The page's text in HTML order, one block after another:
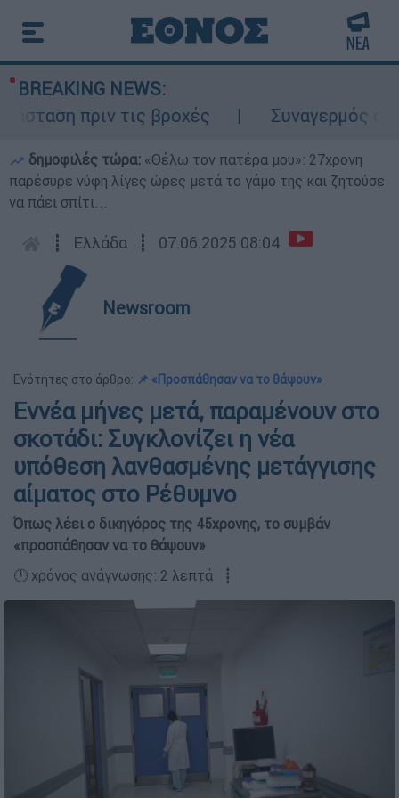
BREAKING NEWS:
πριν τις βροχές
Συναγερμός
δημοφιλές τώρα: «Θέλω τον πατέρα μου»: 27χρονη
παρέσυρε νύφη λίγες ώρες μετά το γάμο της και ζητούσε
να πάει σπίτι...
┋ Ελλάδα ┋ 07.06.2025 08:04
Newsroom
Ενότητες στο άρθρο: 📌 «Προσπάθησαν να το θάψουν»
Εννέα μήνες μετά, παραμένουν στο
σκοτάδι: Συγκλονίζει η νέα
υπόθεση λανθασμένης μετάγγισης
αίματος στο Ρέθυμνο
Όπως λέει ο δικηγόρος της 45χρονης, το συμβάν
«προσπάθησαν να το θάψουν»
🕛 χρόνος ανάγνωσης: 2 λεπτά ┋